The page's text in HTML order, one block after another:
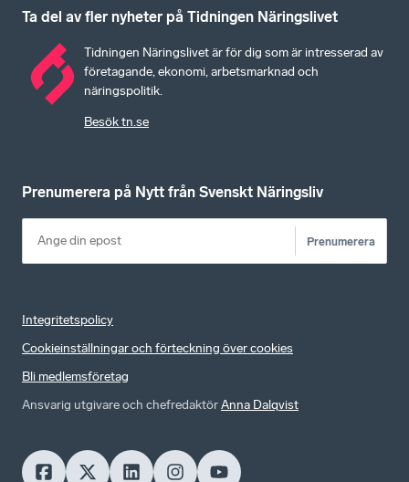
Ta del av fler nyheter på Tidningen Näringslivet
Tidningen Näringslivet är för dig som är intresserad av
företagande, ekonomi, arbetsmarknad och
näringspolitik.
Besök tn.se
Prenumerera på Nytt från Svenskt Näringsliv
Prenumerera
Integritetspolicy
Cookieinställningar och förteckning över cookies
Bli medlemsföretag
Ansvarig utgivare och chefredaktörAnna Dalqvist